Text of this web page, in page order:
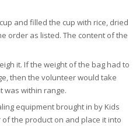
and filled the cup with rice, dried
order as listed. The content of the
it. If the weight of the bag had to
then the volunteer would take
was within range.
equipment brought in by Kids
the product on and place it into